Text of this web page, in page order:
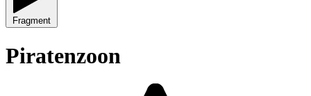
Fragment
Piratenzoon